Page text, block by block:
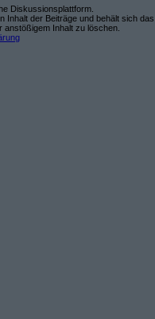
Diskussionsplattform.
Inhalt der Beiträge und behält sich das
anstößigem Inhalt zu löschen.